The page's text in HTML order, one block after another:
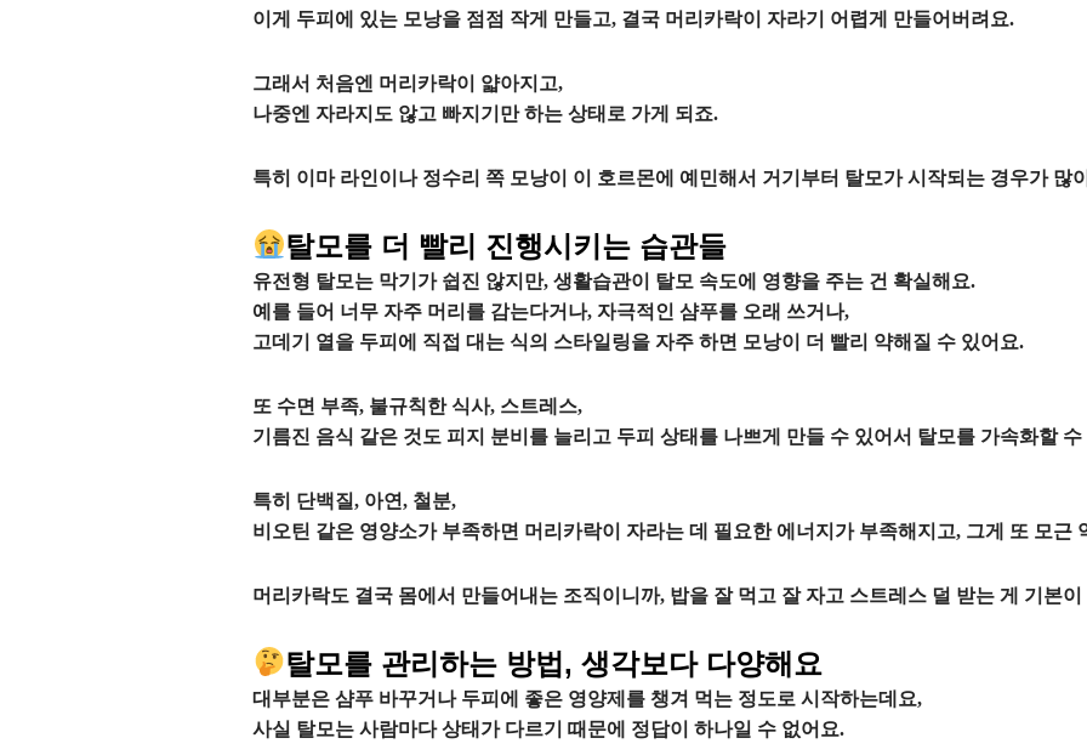
이게 두피에 있는 모낭을 점점 작게 만들고, 결국 머리카락이 자라기 어렵게 만들어버려요.
그래서 처음엔 머리카락이 얇아지고,
나중엔 자라지도 않고 빠지기만 하는 상태로 가게 되죠.
특히 이마 라인이나 정수리 쪽 모낭이 이 호르몬에 예민해서 거기부터 탈모가 시작되는 경우가 많
탈모를 더 빨리 진행시키는 습관들
유전형 탈모는 막기가 쉽진 않지만, 생활습관이 탈모 속도에 영향을 주는 건 확실해요.
예를 들어 너무 자주 머리를 감는다거나, 자극적인 샴푸를 오래 쓰거나,
고데기 열을 두피에 직접 대는 식의 스타일링을 자주 하면 모낭이 더 빨리 약해질 수 있어요.
또 수면 부족, 불규칙한 식사, 스트레스,
기름진 음식 같은 것도 피지 분비를 늘리고 두피 상태를 나쁘게 만들 수 있어서 탈모를 가속화할 수
특히 단백질, 아연, 철분,
비오틴 같은 영양소가 부족하면 머리카락이 자라는 데 필요한 에너지가 부족해지고, 그게 또 모근
머리카락도 결국 몸에서 만들어내는 조직이니까, 밥을 잘 먹고 잘 자고 스트레스 덜 받는 게 기본
탈모를 관리하는 방법, 생각보다 다양해요
대부분은 샴푸 바꾸거나 두피에 좋은 영양제를 챙겨 먹는 정도로 시작하는데요,
사실 탈모는 사람마다 상태가 다르기 때문에 정답이 하나일 수 없어요.